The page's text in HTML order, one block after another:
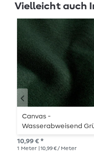
Vielleicht auch
Canvas -
Wasserabweisend
Melange
10,99 € *
1 Meter | 10,99 € / Meter